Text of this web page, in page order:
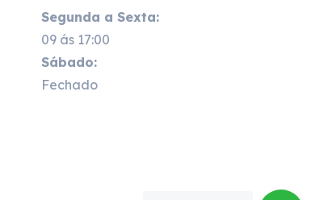
Segunda a Sexta:
09 ás 17:00
Sábado:
Fechado